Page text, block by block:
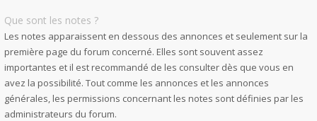
Que sont les notes ?
Les notes apparaissent en dessous des annonces et seulement sur la
première page du forum concerné. Elles sont souvent assez
importantes et il est recommandé de les consulter dès que vous en
avez la possibilité. Tout comme les annonces et les annonces
générales, les permissions concernant les notes sont définies par les
administrateurs du forum.